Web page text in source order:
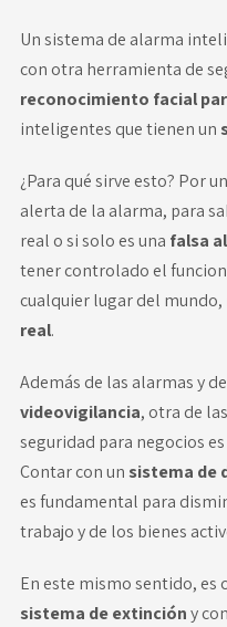
Un sistema de alarma
con otra herramienta de
reconocimiento facial
inteligentes que tienen un
¿Para qué sirve esto? Por
alerta de la alarma, para
real o si solo es una falsa
tener controlado el
cualquier lugar del
real.
Además de las alarmas y
videovigilancia, otra de
seguridad para negocios
Contar con un sistema de
es fundamental para
trabajo y de los bienes
En este mismo sentido, es
sistema de extincióny con